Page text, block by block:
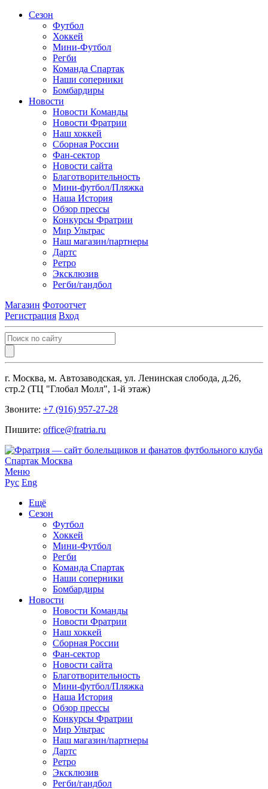
Сезон
Футбол
Хоккей
Мини-Футбол
Регби
Команда Спартак
Наши соперники
Бомбардиры
Новости
Новости Команды
Новости Фратрии
Наш хоккей
Сборная России
Фан-cектор
Новости сайта
Благотворительность
Мини-футбол/Пляжка
Наша История
Обзор прессы
Конкурсы Фратрии
Мир Ультрас
Наш магазин/партнеры
Дартс
Ретро
Эксклюзив
Регби/гандбол
Магазин Фотоотчет
Регистрация Вход
г. Москва, м. Автозаводская, ул. Ленинская слобода, д.26,
стр.2 (ТЦ "Глобал Молл", 1-й этаж)
Звоните: +7 (916) 957-27-28
Пишите: office@fratria.ru
Меню
Рус Eng
Ещё
Сезон
Футбол
Хоккей
Мини-Футбол
Регби
Команда Спартак
Наши соперники
Бомбардиры
Новости
Новости Команды
Новости Фратрии
Наш хоккей
Сборная России
Фан-cектор
Новости сайта
Благотворительность
Мини-футбол/Пляжка
Наша История
Обзор прессы
Конкурсы Фратрии
Мир Ультрас
Наш магазин/партнеры
Дартс
Ретро
Эксклюзив
Регби/гандбол